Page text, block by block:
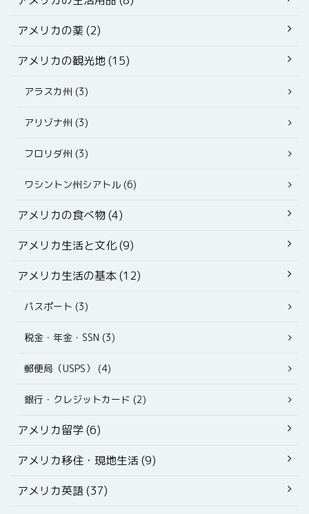
アメリカの薬 (2)
アメリカの観光地 (15)
アラスカ州 (3)
アリゾナ州 (3)
フロリダ州 (3)
ワシントン州シアトル (6)
アメリカの食べ物 (4)
アメリカ生活と文化 (9)
アメリカ生活の基本 (12)
パスポート (3)
税金・年金・SSN (3)
郵便局（USPS） (4)
銀行・クレジットカード (2)
アメリカ留学 (6)
アメリカ移住・現地生活 (9)
アメリカ英語 (37)